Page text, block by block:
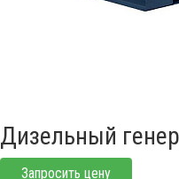
Дизельный
Запросить цену